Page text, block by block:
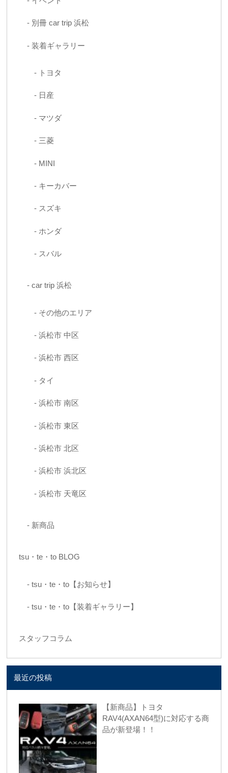
別冊 car trip 浜松
装着ギャラリー
トヨタ
日産
マツダ
三菱
MINI
キーカバー
スズキ
ホンダ
スバル
car trip 浜松
その他のエリア
浜松市 中区
浜松市 西区
タイ
浜松市 南区
浜松市 東区
浜松市 北区
浜松市 浜北区
浜松市 天竜区
新商品
tsu・te・to BLOG
tsu・te・to【お知らせ】
tsu・te・to【装着ギャラリー】
スタッフコラム
最近の投稿
【新商品】トヨタ
RAV4(AXAN64型)に対応する商
品が新登場！！